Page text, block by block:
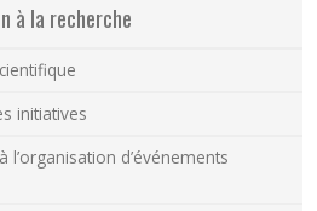
à la recherche
initiatives
d’événements